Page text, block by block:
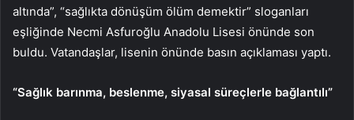
altında”, “sağlıkta dönüşüm ölüm demektir” sloganları
eşliğinde Necmi Asfuroğlu Anadolu Lisesi önünde son
buldu. Vatandaşlar, lisenin önünde basın açıklaması yaptı.
“Sağlık barınma, beslenme, siyasal süreçlerle bağlantılı”